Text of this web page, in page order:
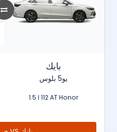
بايك
يو5 بلوس
1.5 l 112 AT Honor